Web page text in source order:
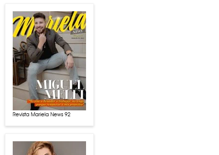
Revista Mariela News 92